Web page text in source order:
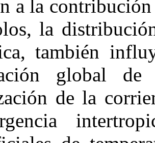
a la
la
también
global
de la